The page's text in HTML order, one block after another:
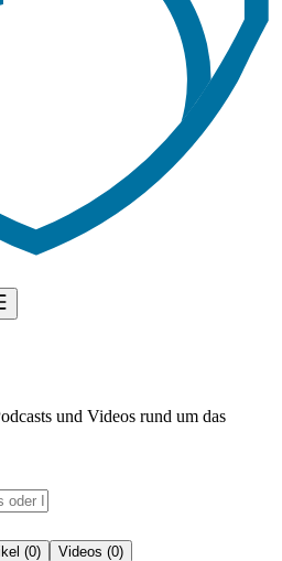
und Videos rund um das
(0) Videos (0)